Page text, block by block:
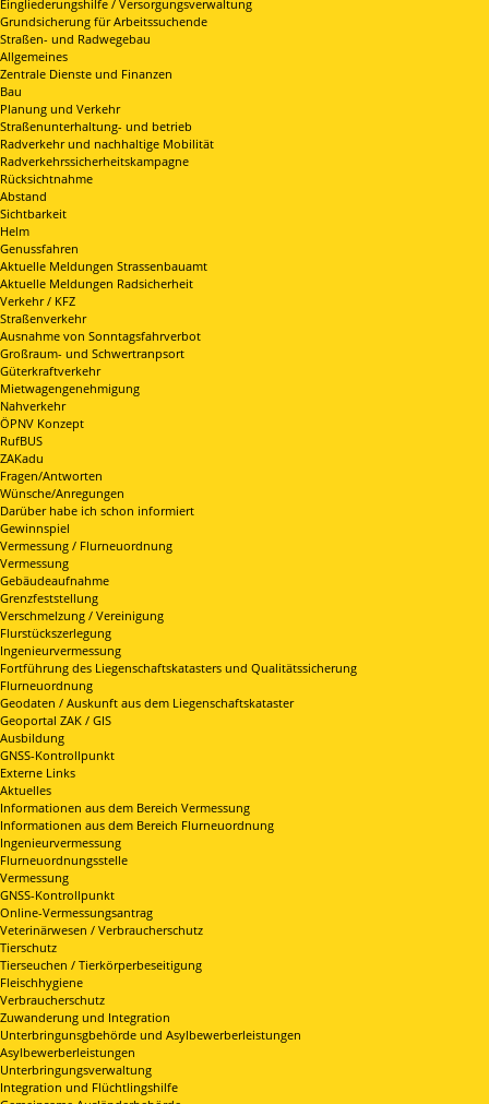
Eingliederungshilfe / Versorgungsverwaltung
Grundsicherung für Arbeitssuchende
Straßen- und Radwegebau
Allgemeines
Zentrale Dienste und Finanzen
Bau
Planung und Verkehr
Straßenunterhaltung- und betrieb
Radverkehr und nachhaltige Mobilität
Radverkehrssicherheitskampagne
Rücksichtnahme
Abstand
Sichtbarkeit
Helm
Genussfahren
Aktuelle Meldungen Strassenbauamt
Aktuelle Meldungen Radsicherheit
Verkehr / KFZ
Straßenverkehr
Ausnahme von Sonntagsfahrverbot
Großraum- und Schwertranpsort
Güterkraftverkehr
Mietwagengenehmigung
Nahverkehr
ÖPNV Konzept
RufBUS
ZAKadu
Fragen/Antworten
Wünsche/Anregungen
Darüber habe ich schon informiert
Gewinnspiel
Vermessung / Flurneuordnung
Vermessung
Gebäudeaufnahme
Grenzfeststellung
Verschmelzung / Vereinigung
Flurstückszerlegung
Ingenieurvermessung
Fortführung des Liegenschaftskatasters und Qualitätssicherung
Flurneuordnung
Geodaten / Auskunft aus dem Liegenschaftskataster
Geoportal ZAK / GIS
Ausbildung
GNSS-Kontrollpunkt
Externe Links
Aktuelles
Informationen aus dem Bereich Vermessung
Informationen aus dem Bereich Flurneuordnung
Ingenieurvermessung
Flurneuordnungsstelle
Vermessung
GNSS-Kontrollpunkt
Online-Vermessungsantrag
Veterinärwesen / Verbraucherschutz
Tierschutz
Tierseuchen / Tierkörperbeseitigung
Fleischhygiene
Verbraucherschutz
Zuwanderung und Integration
Unterbringunsgbehörde und Asylbewerberleistungen
Asylbewerberleistungen
Unterbringungsverwaltung
Integration und Flüchtlingshilfe